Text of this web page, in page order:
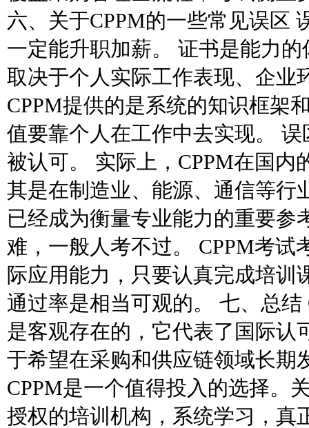
六、关于CPPM的一些常见误区
一定能升职加薪。 证书是能力
取决于个人实际工作表现、企业
CPPM提供的是系统的知识框架
值要靠个人在工作中去实现。 误
被认可。 实际上，CPPM在国内
其是在制造业、能源、通信等行
已经成为衡量专业能力的重要参
难，一般人考不过。 CPPM考试
际应用能力，只要认真完成培训
通过率是相当可观的。 七、总结
是客观存在的，它代表了国际认
于希望在采购和供应链领域长期
CPPM是一个值得投入的选择。
授权的培训机构，系统学习，真